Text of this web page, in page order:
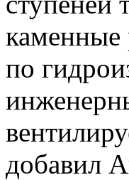
каменные
по
добавил